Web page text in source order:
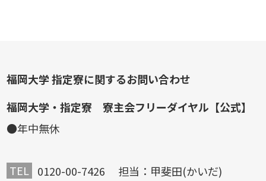
福岡大学 指定寮に関するお問い合わせ
福岡大学・指定寮 寮主会フリーダイヤル【公式】
●年中無休
TEL 0120-00-7426 担当：甲斐田(かいだ)